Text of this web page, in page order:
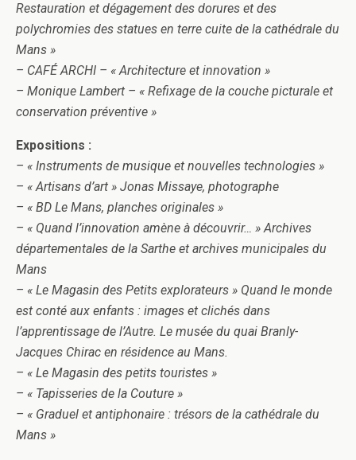
Restauration et dégagement des dorures et des
polychromies des statues en terre cuite de la cathédrale du
Mans »
– CAFÉ ARCHI – « Architecture et innovation »
– Monique Lambert – « Refixage de la couche picturale et
conservation préventive »
Expositions :
– « Instruments de musique et nouvelles technologies »
– « Artisans d’art » Jonas Missaye, photographe
– « BD Le Mans, planches originales »
– « Quand l’innovation amène à découvrir… » Archives
départementales de la Sarthe et archives municipales du
Mans
– « Le Magasin des Petits explorateurs » Quand le monde
est conté aux enfants : images et clichés dans
l’apprentissage de l’Autre. Le musée du quai Branly-
Jacques Chirac en résidence au Mans.
– « Le Magasin des petits touristes »
– « Tapisseries de la Couture »
– « Graduel et antiphonaire : trésors de la cathédrale du
Mans »